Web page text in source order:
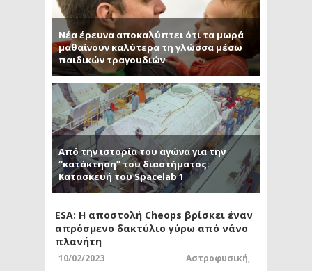
Νέα έρευνα αποκαλύπτει ότι τα μωρά
μαθαίνουν καλύτερα τη γλώσσα μέσω
παιδικών τραγουδιών
Από την ιστορία του αγώνα για την
“κατάκτηση” του διαστήματος:
Κατασκευή του Spacelab 1
ESA: Η αποστολή Cheops βρίσκει έναν
απρόσμενο δακτύλιο γύρω από νάνο
πλανήτη
10/02/2023 Αστροφυσική,